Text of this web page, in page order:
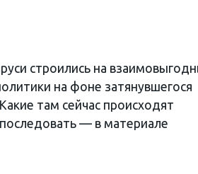
строились на
на фоне затянувшегося
там сейчас происходят
— в материале